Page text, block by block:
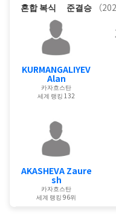
혼합 복식 준결승 （
KURMANGALIYEV
Alan
카자흐스탄
세계 랭킹 132
AKASHEVA Zaure
sh
카자흐스탄
세계 랭킹 96위